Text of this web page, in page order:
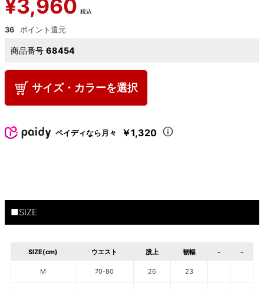
¥3,960 税込
36
商品番号 68454
サイズ・カラーを選択
ペイディなら月々 ￥1,320
■SIZE
SIZE(cm) ウエスト 股上 裾幅 - -
M 70-80 26 23